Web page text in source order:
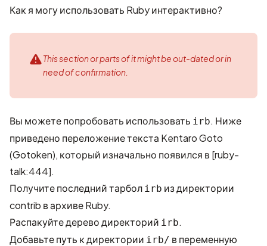
Как я могу использовать Ruby интерактивно?
This section or parts of it might be out-dated or in
need of confirmation.
Вы можете попробовать использовать irb. Ниже
приведено переложение текста Kentaro Goto
(Gotoken), который изначально появился в[ruby-
talk:444].
Получите последний тарбол irb издиректории
contrib в архиве Ruby.
Распакуйте дерево директорий irb.
Добавьте путь к директории irb/ в переменную